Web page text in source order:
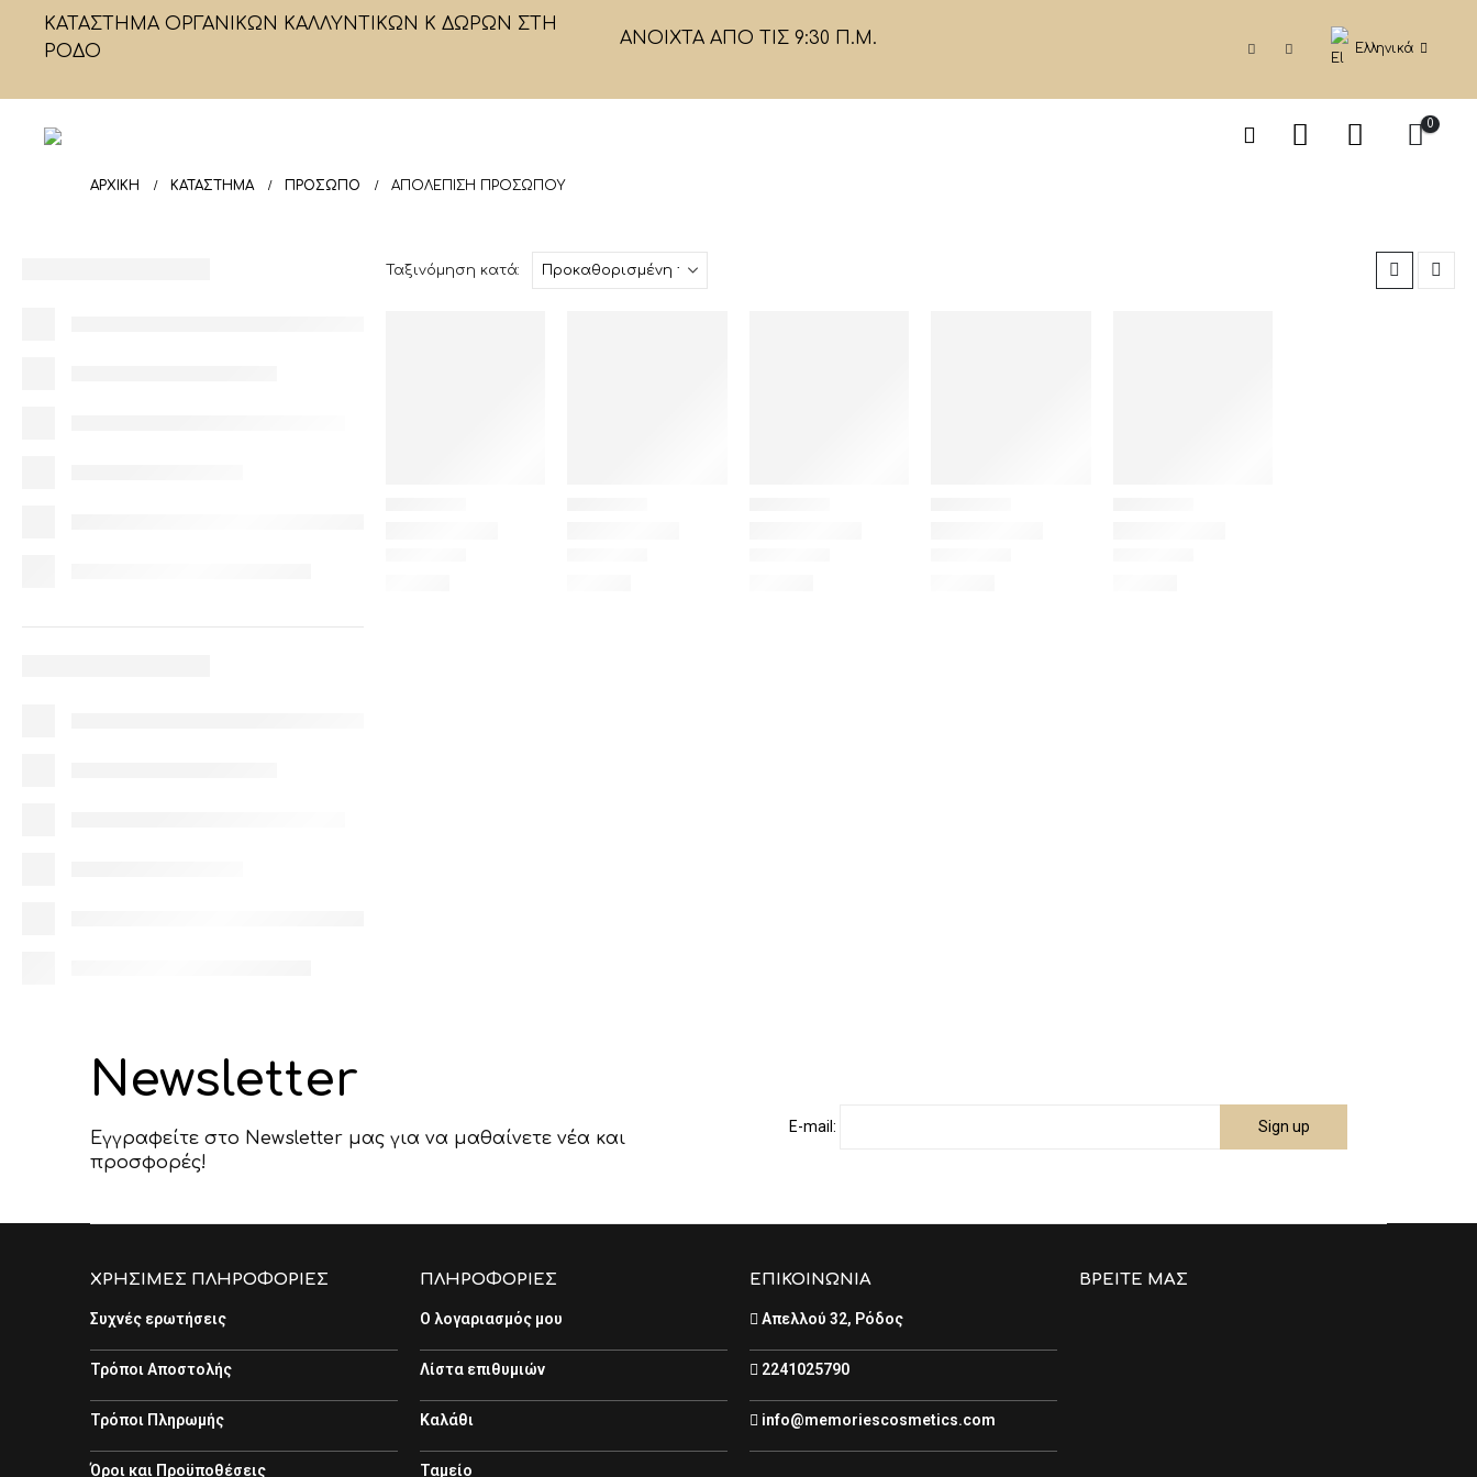
ΚΑΤΑΣΤΗΜΑ ΟΡΓΑΝΙΚΩΝ ΚΑΛΛΥΝΤΙΚΩΝ Κ ΔΩΡΩΝ ΣΤΗ
ΡΟΔΟ
ΑΝΟΙΧΤΑ ΑΠΟ ΤΙΣ 9:30 Π.Μ.
Ελληνικά
0
ΑΡΧΙΚΉ ΚΑΤΆΣΤΗΜΑ ΠΡΟΣΩΠΟ ΑΠΟΛΈΠΙΣΗ ΠΡΟΣΏΠΟΥ
Ταξινόμηση κατά:
Newsletter
Εγγραφείτε στο Newsletter μας για να μαθαίνετε νέα και
προσφορές!
E-mail:
ΧΡΗΣΙΜΕΣ ΠΛΗΡΟΦΟΡΙΕΣ
Συχνές ερωτήσεις
Τρόποι Αποστολής
Τρόποι Πληρωμής
Όροι και Προϋποθέσεις
ΠΛΗΡΟΦΟΡΙΕΣ
Ο λογαριασμός μου
Λίστα επιθυμιών
Καλάθι
Ταμείο
ΕΠΙΚΟΙΝΩΝΙΑ
Απελλού 32, Ρόδος
2241025790
info@memoriescosmetics.com
ΒΡΕΊΤΕ ΜΑΣ